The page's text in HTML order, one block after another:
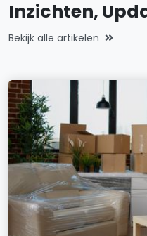
Inzichten,
Bekijk alle artikelen